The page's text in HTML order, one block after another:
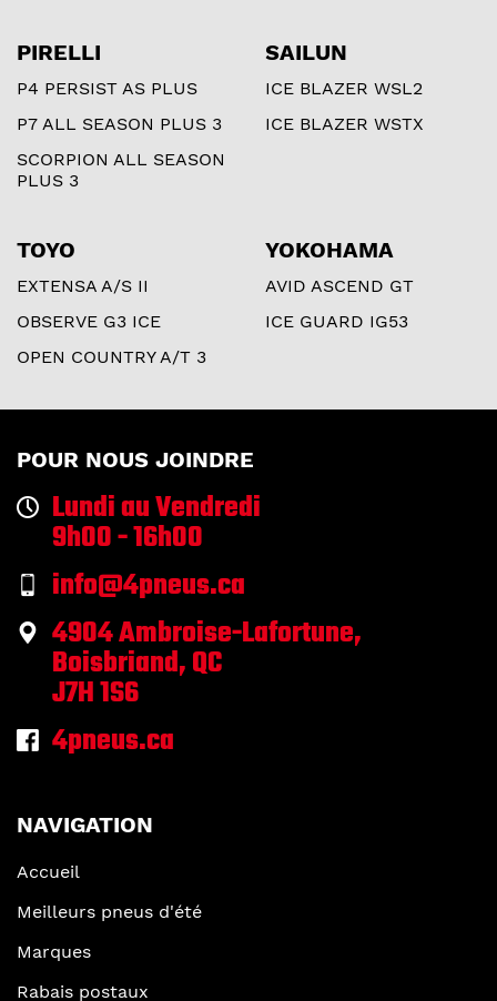
PIRELLI
P4 PERSIST AS PLUS
P7 ALL SEASON PLUS 3
SCORPION ALL SEASON
PLUS 3
SAILUN
ICE BLAZER WSL2
ICE BLAZER WSTX
TOYO
EXTENSA A/S II
OBSERVE G3 ICE
OPEN COUNTRY A/T 3
YOKOHAMA
AVID ASCEND GT
ICE GUARD IG53
POUR NOUS JOINDRE
Lundi au Vendredi
9h00 - 16h00
info@4pneus.ca
4904 Ambroise-Lafortune,
Boisbriand, QC
J7H 1S6
4pneus.ca
NAVIGATION
Accueil
Meilleurs pneus d'été
Marques
Rabais postaux